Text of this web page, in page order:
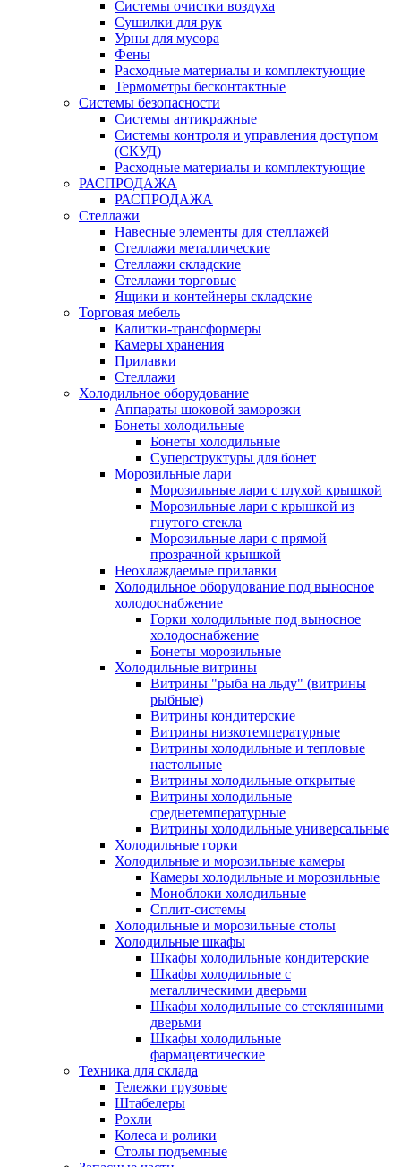
Системы очистки воздуха
Сушилки для рук
Урны для мусора
Фены
Расходные материалы и комплектующие
Термометры бесконтактные
Системы безопасности
Системы антикражные
Системы контроля и управления доступом
(СКУД)
Расходные материалы и комплектующие
РАСПРОДАЖА
РАСПРОДАЖА
Стеллажи
Навесные элементы для стеллажей
Стеллажи металлические
Стеллажи складские
Стеллажи торговые
Ящики и контейнеры складские
Торговая мебель
Калитки-трансформеры
Камеры хранения
Прилавки
Стеллажи
Холодильное оборудование
Аппараты шоковой заморозки
Бонеты холодильные
Бонеты холодильные
Суперструктуры для бонет
Морозильные лари
Морозильные лари с глухой крышкой
Морозильные лари с крышкой из
гнутого стекла
Морозильные лари с прямой
прозрачной крышкой
Неохлаждаемые прилавки
Холодильное оборудование под выносное
холодоснабжение
Горки холодильные под выносное
холодоснабжение
Бонеты морозильные
Холодильные витрины
Витрины "рыба на льду" (витрины
рыбные)
Витрины кондитерские
Витрины низкотемпературные
Витрины холодильные и тепловые
настольные
Витрины холодильные открытые
Витрины холодильные
среднетемпературные
Витрины холодильные универсальные
Холодильные горки
Холодильные и морозильные камеры
Камеры холодильные и морозильные
Моноблоки холодильные
Сплит-системы
Холодильные и морозильные столы
Холодильные шкафы
Шкафы холодильные кондитерские
Шкафы холодильные с
металлическими дверьми
Шкафы холодильные со стеклянными
дверьми
Шкафы холодильные
фармацевтические
Техника для склада
Тележки грузовые
Штабелеры
Рохли
Колеса и ролики
Столы подъемные